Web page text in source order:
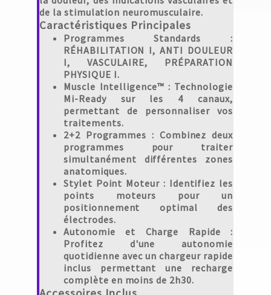
de la stimulation neuromusculaire.
Caractéristiques Principales
Programmes Standards :
RÉHABILITATION I, ANTI DOULEUR
I, VASCULAIRE, PRÉPARATION
PHYSIQUE I.
Muscle Intelligence™: Technologie
Mi-Ready sur les 4 canaux,
permettant de personnaliser vos
traitements.
2+2 Programmes : Combinez deux
programmes pour traiter
simultanément différentes zones
anatomiques.
Stylet Point Moteur : Identifiez les
points moteurs pour un
positionnement optimal des
électrodes.
Autonomie et Charge Rapide :
Profitez d'une autonomie
quotidienne avec un chargeur rapide
inclus permettant une recharge
complète en moins de 2h30.